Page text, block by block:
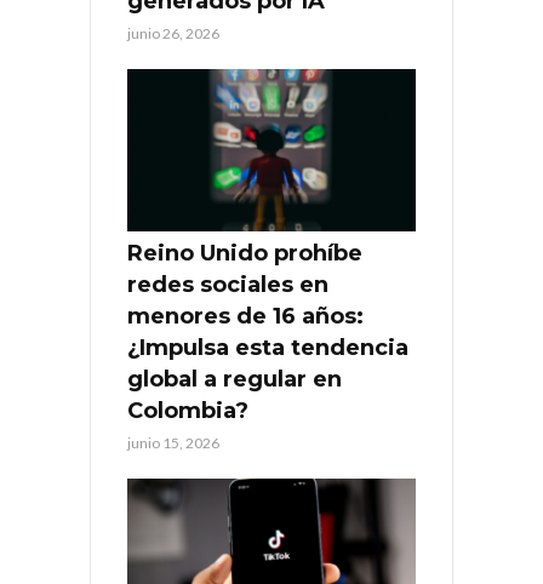
junio 26, 2026
Reino Unido prohíbe
redes sociales en
menores de 16 años:
¿Impulsa esta tendencia
global a regular en
Colombia?
junio 15, 2026